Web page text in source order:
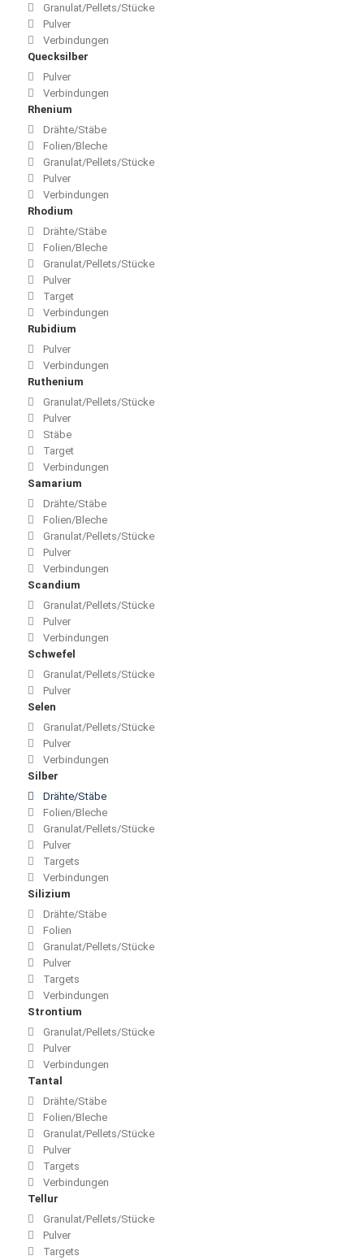
Granulat/Pellets/Stücke
Pulver
Verbindungen
Quecksilber
Pulver
Verbindungen
Rhenium
Drähte/Stäbe
Folien/Bleche
Granulat/Pellets/Stücke
Pulver
Verbindungen
Rhodium
Drähte/Stäbe
Folien/Bleche
Granulat/Pellets/Stücke
Pulver
Target
Verbindungen
Rubidium
Pulver
Verbindungen
Ruthenium
Granulat/Pellets/Stücke
Pulver
Stäbe
Target
Verbindungen
Samarium
Drähte/Stäbe
Folien/Bleche
Granulat/Pellets/Stücke
Pulver
Verbindungen
Scandium
Granulat/Pellets/Stücke
Pulver
Verbindungen
Schwefel
Granulat/Pellets/Stücke
Pulver
Selen
Granulat/Pellets/Stücke
Pulver
Verbindungen
Silber
Drähte/Stäbe
Folien/Bleche
Granulat/Pellets/Stücke
Pulver
Targets
Verbindungen
Silizium
Drähte/Stäbe
Folien
Granulat/Pellets/Stücke
Pulver
Targets
Verbindungen
Strontium
Granulat/Pellets/Stücke
Pulver
Verbindungen
Tantal
Drähte/Stäbe
Folien/Bleche
Granulat/Pellets/Stücke
Pulver
Targets
Verbindungen
Tellur
Granulat/Pellets/Stücke
Pulver
Targets